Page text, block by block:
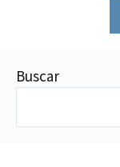
Buscar